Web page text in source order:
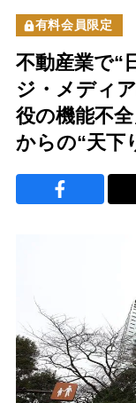
有料会員限定
不動産業で“
ジ・メディ
役の機能不
からの“天下